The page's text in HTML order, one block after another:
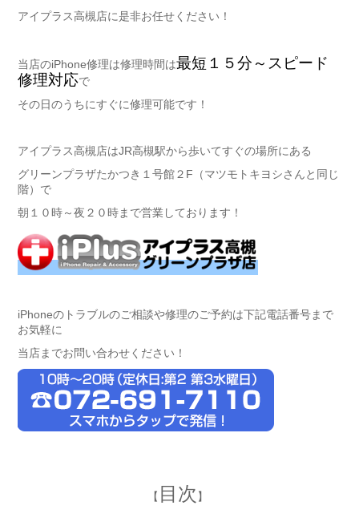
アイプラス高槻店に是非お任せください！
当店のiPhone修理は修理時間は最短１５分～スピード
修理対応で
その日のうちにすぐに修理可能です！
アイプラス高槻店はJR高槻駅から歩いてすぐの場所にある
グリーンプラザたかつき１号館２F（マツモトキヨシさんと同じ
階）で
朝１０時～夜２０時まで営業しております！
iPhoneのトラブルのご相談や修理のご予約は下記電話番号まで
お気軽に
当店までお問い合わせください！
【 目次 】